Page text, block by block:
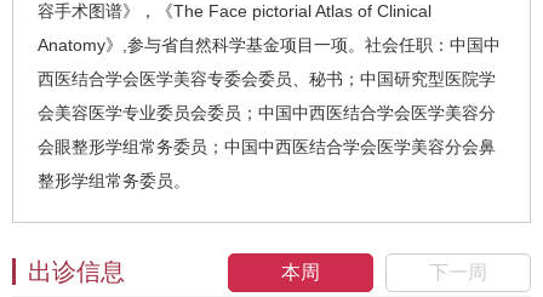
容手术图谱》，《The Face pictorial Atlas of Clinical
Anatomy》,参与省自然科学基金项目一项。社会任职：中国中
西医结合学会医学美容专委会委员、秘书；中国研究型医院学
会美容医学专业委员会委员；中国中西医结合学会医学美容分
会眼整形学组常务委员；中国中西医结合学会医学美容分会鼻
整形学组常务委员。
本周 下一周
出诊信息